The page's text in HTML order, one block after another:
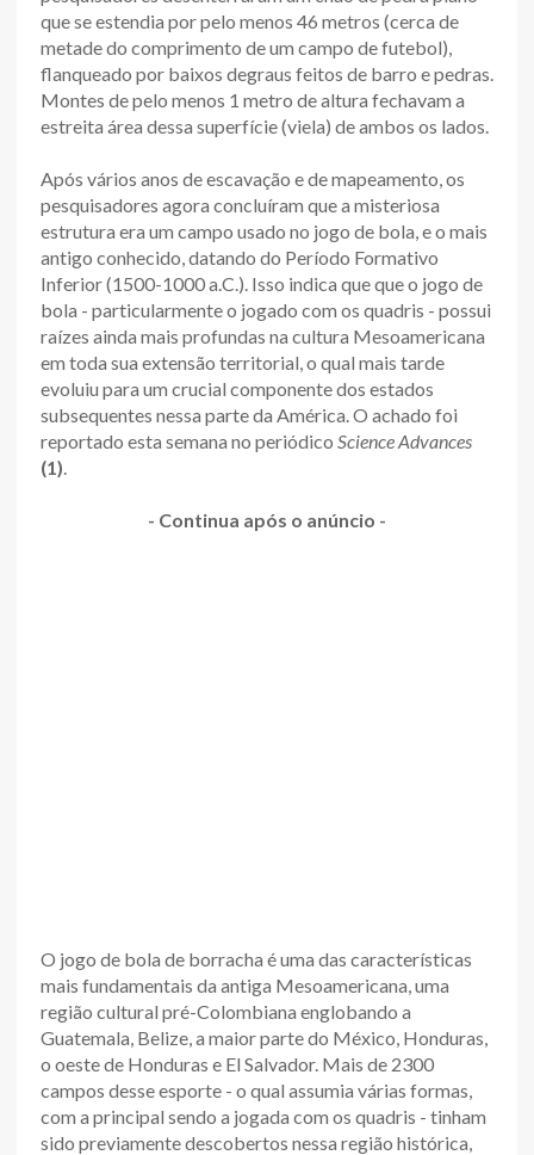
que se estendia por pelo menos 46 metros (cerca de
metade do comprimento de um campo de futebol),
flanqueado por baixos degraus feitos de barro e pedras.
Montes de pelo menos 1 metro de altura fechavam a
estreita área dessa superfície (viela) de ambos os lados.
Após vários anos de escavação e de mapeamento, os
pesquisadores agora concluíram que a misteriosa
estrutura era um campo usado no jogo de bola, e o mais
antigo conhecido, datando do Período Formativo
Inferior (1500-1000 a.C.). Isso indica que que o jogo de
bola - particularmente o jogado com os quadris - possui
raízes ainda mais profundas na cultura Mesoamericana
em toda sua extensão territorial, o qual mais tarde
evoluiu para um crucial componente dos estados
subsequentes nessa parte da América. O achado foi
reportado esta semana no periódico Science Advances
(1).
- Continua após o anúncio -
O jogo de bola de borracha é uma das características
mais fundamentais da antiga Mesoamericana, uma
região cultural pré-Colombiana englobando a
Guatemala, Belize, a maior parte do México, Honduras,
o oeste de Honduras e El Salvador. Mais de 2300
campos desse esporte - o qual assumia várias formas,
com a principal sendo a jogada com os quadris - tinham
sido previamente descobertos nessa região histórica,